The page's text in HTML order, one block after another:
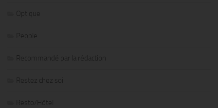
Optique
People
Recommandé par la rédaction
Restez chez soi
Resto/Hôtel